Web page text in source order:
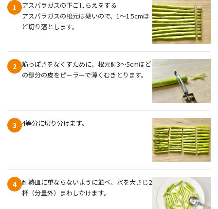
1
アスパラガスの下ごしらえをする
アスパラガスの根元は硬いので、1〜1.5cmほ
ど切り落とします。
2 筋っぽさをなくすために、根元側3〜5cmほど
の部分の皮をピーラーで薄くむきとります。
3 4等分に切り分けます。
4 耐熱皿に重ならないように並べ、水を大さじ2
杯（分量外）まわしかけます。